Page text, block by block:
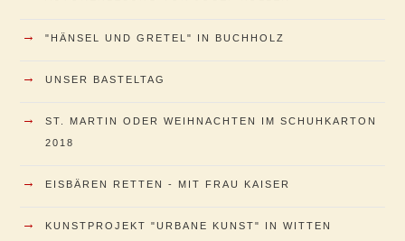
→ "HÄNSEL UND GRETEL" IN BUCHHOLZ
→ UNSER BASTELTAG
→
ST. MARTIN ODER WEIHNACHTEN IM SCHUHKARTON
2018
→ EISBÄREN RETTEN - MIT FRAU KAISER
→ KUNSTPROJEKT "URBANE KUNST" IN WITTEN